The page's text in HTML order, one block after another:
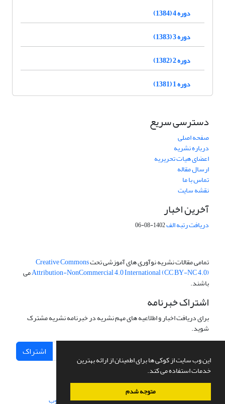
این وب سایت از کوکی ها برای اطمینان از ارائه بهترین
خدمات استفاده می کند.
متوجه شدم
دوره 4 (1384)
دوره 3 (1383)
دوره 2 (1382)
دوره 1 (1381)
دسترسی سریع
صفحه اصلی
درباره نشریه
اعضای هیات تحریریه
ارسال مقاله
تماس با ما
نقشه سایت
آخرین اخبار
دریافت رتبه الف1402-08-06
تمامی مقالات نشریه نوآوری های آموزشی تحتCreative Commons
Attribution-NonCommercial 4.0 International (CC BY-NC 4.0)می
باشند.
اشتراک خبرنامه
برای دریافت اخبار و اطلاعیه های مهم نشریه در خبرنامه نشریه مشترک
شوید.
اشتراک
سامانه مدیریت نشریات علمی.طراحی و پیاده سازی از سیناوب